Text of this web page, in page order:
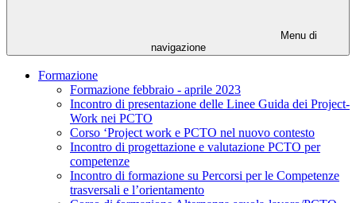
Menu di
navigazione
Formazione
Formazione febbraio - aprile 2023
Incontro di presentazione delle Linee Guida dei Project-
Work nei PCTO
Corso ‘Project work e PCTO nel nuovo contesto
Incontro di progettazione e valutazione PCTO per
competenze
Incontro di formazione su Percorsi per le Competenze
trasversali e l’orientamento